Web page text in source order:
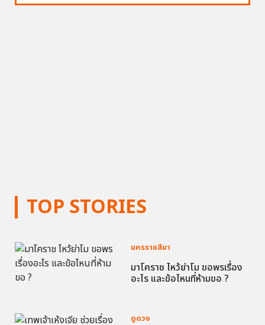
TOP STORIES
นครราชสีมา
มาโคราช ไหว้ย่าโม ขอพรเรื่อง
อะไร และข้อไหนที่ห้ามขอ ?
ดูดวง